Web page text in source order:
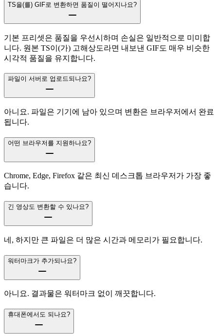
TS을(를) GIF로 변환하면 품질이 떨어지나요?
기본 프리셋은 품질을 우선시하며 손실은 일반적으로 미미합
니다. 원본 TS이(가) 고해상도라면 내보낸 GIF도 매우 비슷한
시각적 품질을 유지합니다.
파일이 서버로 업로드되나요?
아니요. 파일은 기기에 남아 있으며 변환은 브라우저에서 완료
됩니다.
어떤 브라우저를 지원하나요?
Chrome, Edge, Firefox 같은 최신 데스크톱 브라우저가 가장 좋
습니다.
긴 영상도 변환할 수 있나요?
네, 하지만 큰 파일은 더 많은 시간과 메모리가 필요합니다.
워터마크가 추가되나요?
아니요. 결과물은 워터마크 없이 깨끗합니다.
휴대폰에서도 되나요?